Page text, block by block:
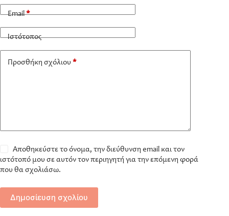
Email*
Ιστότοπος
Προσθήκη σχόλιου *
Αποθηκεύστε το όνομα, την διεύθυνση email και τον
ιστότοπό μου σε αυτόν τον περιηγητή για την επόμενη φορά
που θα σχολιάσω.
Δημοσίευση σχολίου